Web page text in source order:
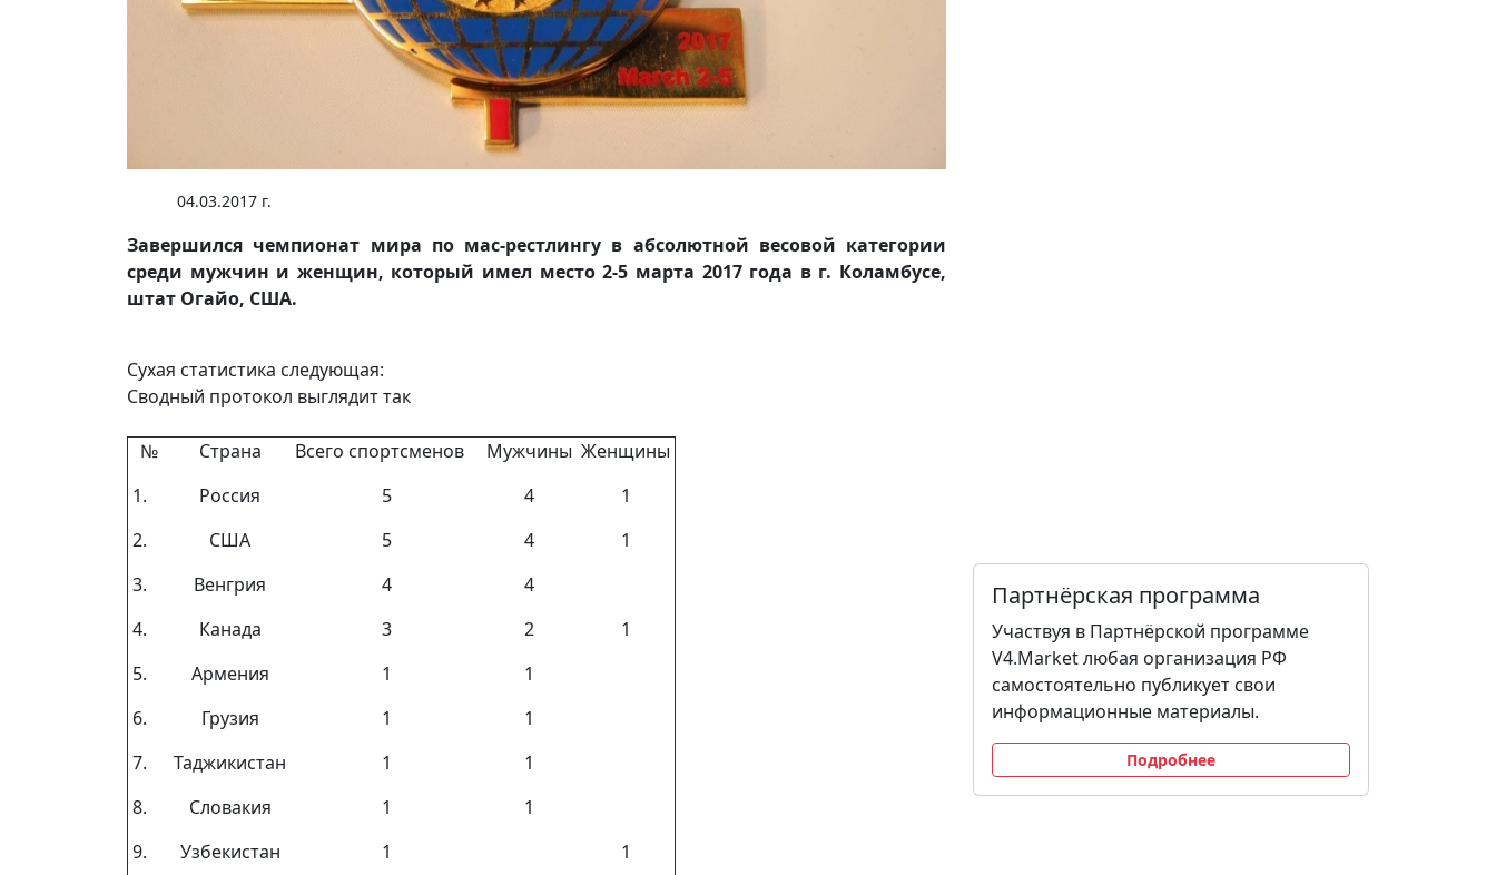
04.03.2017 г.
Завершился чемпионат мира по мас-рестлингу в абсолютной весовой категории
среди мужчин и женщин, который имел место 2-5 марта 2017 года в г. Коламбусе,
штат Огайо, США.
Сухая статистика следующая:
Сводный протокол выглядит так
№ Страна Всего спортсменов Мужчины Женщины
1.
Россия 5 4
1
2.
США 5 4
1
3.
Венгрия 4
4
4.
Канада 3 2
1
5.
Армения 1
1
6.
Грузия 1
1
7.
Таджикистан 1
1
8.
Словакия 1
1
9.
Узбекистан 1
1
Партнёрская программа
Участвуя в Партнёрской программе
V4.Market любая организация РФ
самостоятельно публикует свои
информационные материалы.
Подробнее